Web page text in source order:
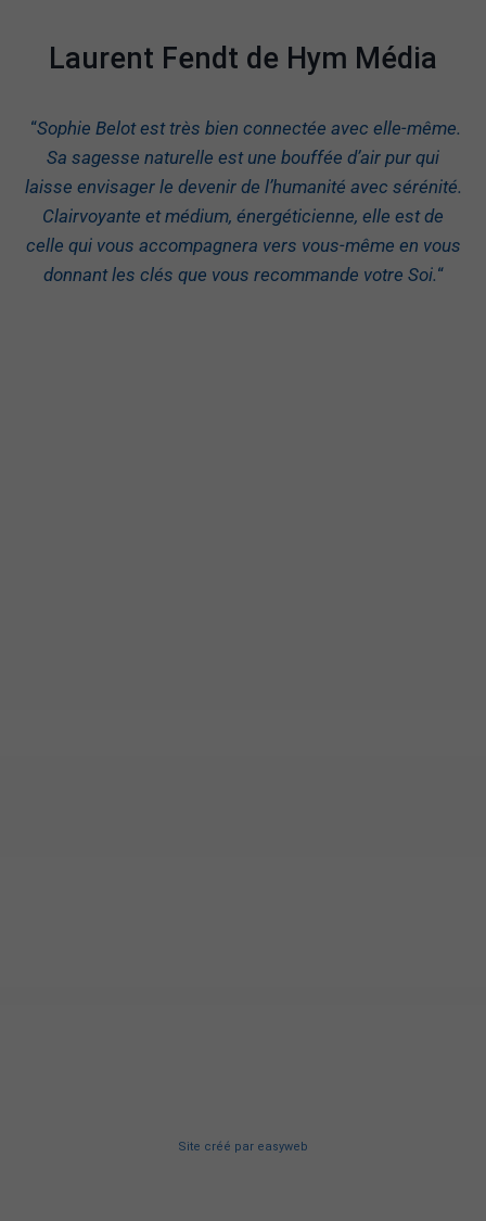
Laurent Fendt de Hym Média
“Sophie Belot est très bien connectée avec elle-même.
Sa sagesse naturelle est une bouffée d’air pur qui
laisse envisager le devenir de l’humanité avec sérénité.
Clairvoyante et médium, énergéticienne, elle est de
celle qui vous accompagnera vers vous-même en vous
donnant les clés que vous recommande votre Soi.“
Site créé par easyweb